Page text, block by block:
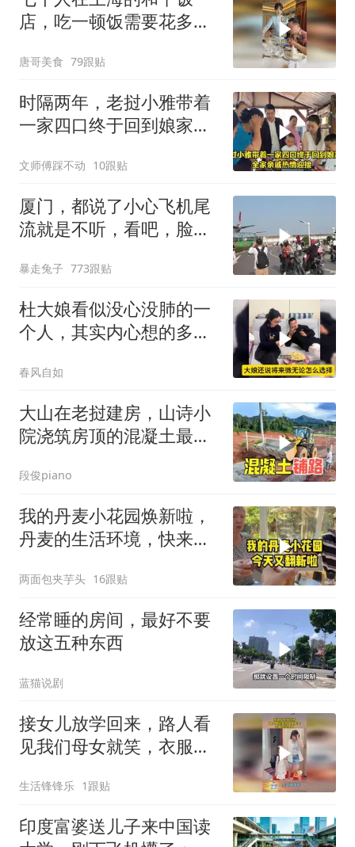
店，吃一顿饭需要花多少
唐哥美食 79跟贴
时隔两年，老挝小雅带着
一家四口终于回到娘家，
文师傅踩不动 10跟贴
厦门，都说了小心飞机尾
流就是不听，看吧，脸都
暴走兔子 773跟贴
杜大娘看似没心没肺的一
个人，其实内心想的多，
春风自如
大山在老挝建房，山诗小
院浇筑房顶的混凝土最后
段俊piano
我的丹麦小花园焕新啦，
丹麦的生活环境，快来打
两面包夹芋头 16跟贴
经常睡的房间，最好不要
放这五种东西
蓝猫说剧
接女儿放学回来，路人看
见我们母女就笑，衣服也
生活锋锋乐 1跟贴
印度富婆送儿子来中国读